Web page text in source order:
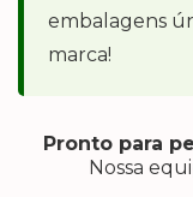
embalagens
marca!
Pronto para
Nossa